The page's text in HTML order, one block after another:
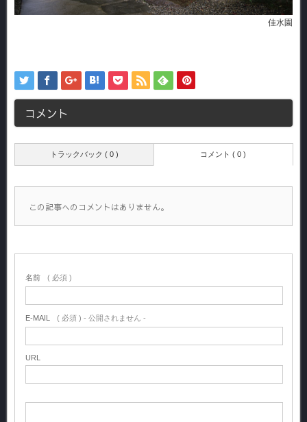
佳水園
コメント
トラックバック ( 0 ) コメント ( 0 )
この記事へのコメントはありません。
名前 ( 必須 )
E-MAIL ( 必須 ) - 公開されません -
URL